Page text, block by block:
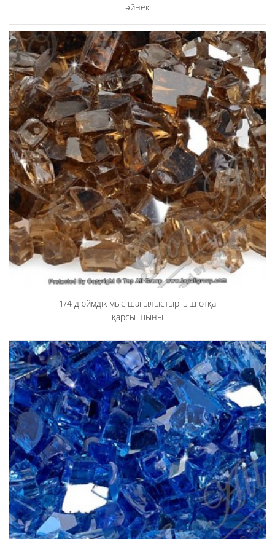
әйнек
1/4 дюймдік мыс шағылыстырғыш отқа
қарсы шыны